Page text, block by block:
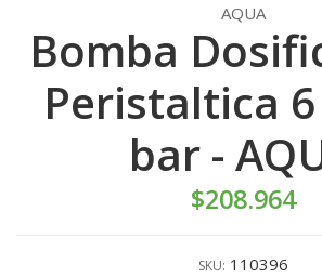
AQUA
Bomba
Peristaltica
bar -
$208.964
SKU: 110396